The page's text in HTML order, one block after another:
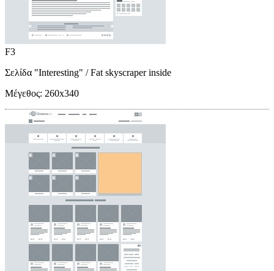
F3
Σελίδα "Interesting" / Fat skyscraper inside
Μέγεθος: 260x340